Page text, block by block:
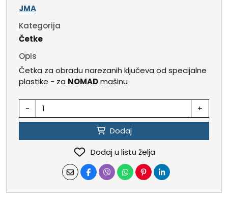
JMA
Kategorija
Četke
Opis
Četka za obradu narezanih ključeva od specijalne
plastike - za NOMADmašinu
- +
Dodaj
Dodaj u listu želja